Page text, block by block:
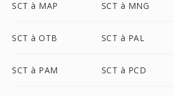
SCT à MAP SCT à MNG
SCT à OTB SCT à PAL
SCT à PAM SCT à PCD